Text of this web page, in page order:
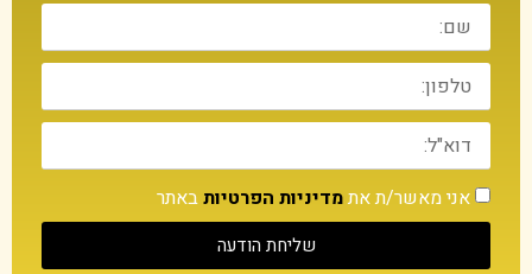
אני מאשר/ת אתמדיניות הפרטיותבאתר
שליחת הודעה